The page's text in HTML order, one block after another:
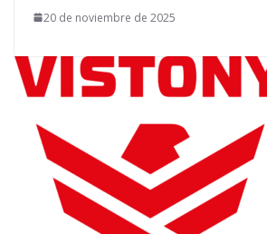
20 de noviembre de 2025